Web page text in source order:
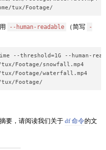
--human-readable （简写
-
threshold=1G --human-
Footage/snowfall.mp4
Footage/waterfall.mp4
要，请阅读我们关于df 命令的文